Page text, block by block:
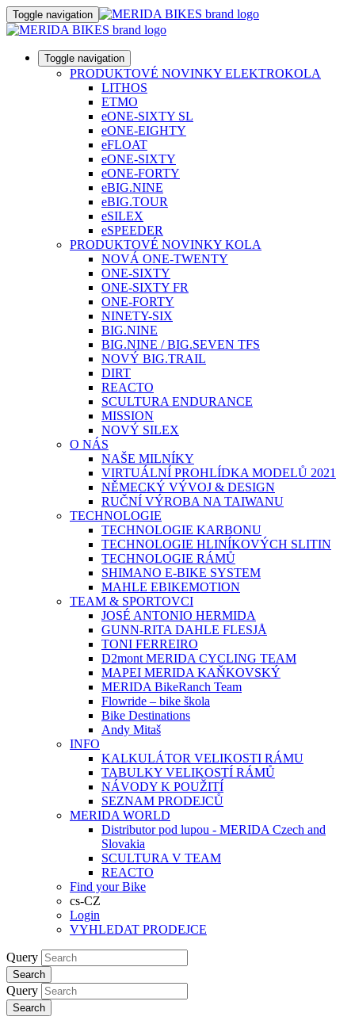
Toggle navigation
Toggle navigation
PRODUKTOVÉ NOVINKY ELEKTROKOLA
LITHOS
ETMO
eONE-SIXTY SL
eONE-EIGHTY
eFLOAT
eONE-SIXTY
eONE-FORTY
eBIG.NINE
eBIG.TOUR
eSILEX
eSPEEDER
PRODUKTOVÉ NOVINKY KOLA
NOVÁ ONE-TWENTY
ONE-SIXTY
ONE-SIXTY FR
ONE-FORTY
NINETY-SIX
BIG.NINE
BIG.NINE / BIG.SEVEN TFS
NOVÝ BIG.TRAIL
DIRT
REACTO
SCULTURA ENDURANCE
MISSION
NOVÝ SILEX
O NÁS
NAŠE MILNÍKY
VIRTUÁLNÍ PROHLÍDKA MODELŮ 2021
NĚMECKÝ VÝVOJ & DESIGN
RUČNÍ VÝROBA NA TAIWANU
TECHNOLOGIE
TECHNOLOGIE KARBONU
TECHNOLOGIE HLINÍKOVÝCH SLITIN
TECHNOLOGIE RÁMŮ
SHIMANO E-BIKE SYSTEM
MAHLE EBIKEMOTION
TEAM & SPORTOVCI
JOSÉ ANTONIO HERMIDA
GUNN-RITA DAHLE FLESJÅ
TONI FERREIRO
D2mont MERIDA CYCLING TEAM
MAPEI MERIDA KAŇKOVSKÝ
MERIDA BikeRanch Team
Flowride – bike škola
Bike Destinations
Andy Mitaš
INFO
KALKULÁTOR VELIKOSTI RÁMU
TABULKY VELIKOSTÍ RÁMŮ
NÁVODY K POUŽITÍ
SEZNAM PRODEJCŮ
MERIDA WORLD
Distributor pod lupou - MERIDA Czech and
Slovakia
SCULTURA V TEAM
REACTO
Find your Bike
cs-CZ
Login
VYHLEDAT PRODEJCE
Query
Search
Query
Search